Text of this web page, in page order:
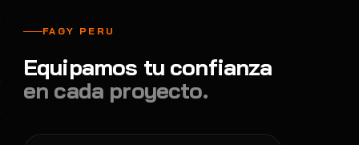
FAGY PERU
Equipamos tu confianza
en cada proyecto.